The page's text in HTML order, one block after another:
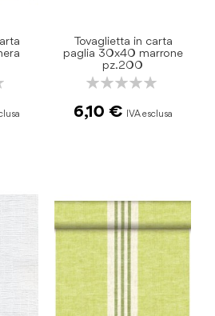
Tovaglietta in carta
paglia 30x40 marrone
pz.200
Rating:
6,10 €